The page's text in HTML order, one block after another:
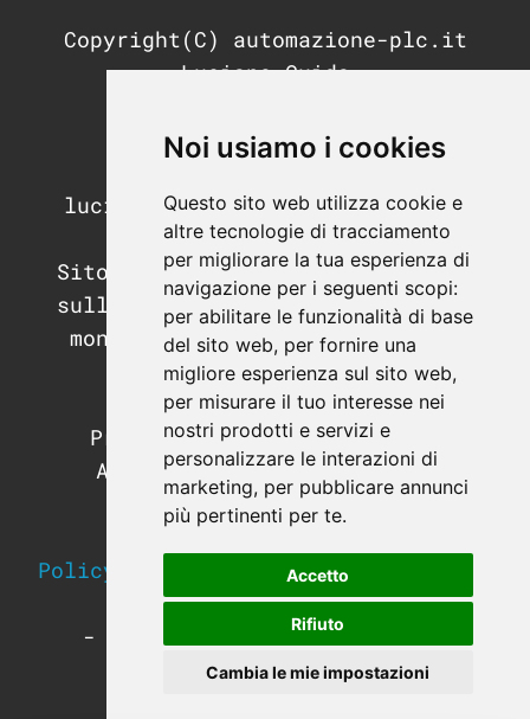
Noi usiamo i cookies
Questo sito web utilizza cookie e
altre tecnologie di tracciamento
per migliorare la tua esperienza di
navigazione per i seguenti scopi:
per abilitare le funzionalità di base
del sito web, per fornire una
migliore esperienza sul sito web,
per misurare il tuo interesse nei
nostri prodotti e servizi e
personalizzare le interazioni di
marketing, per pubblicare annunci
più pertinenti per te.
Accetto
Rifiuto
Cambia le mie impostazioni
Copyright(C) automazione-plc.it
Luciano Guida
REA: MI-2791053
luciano.guida@postecertifica.it
Sito di informazione e didattica
sull'automazione industriale, il
mondo dei PLC e dei sistemi di
supervisione.
Programmazione PLC.
Programmazione SCADA e HMI.
Apparecchiature e hardware
industriale.
Policy sulla Privacy e utilizzo dei
Cookies
-
Modifica le preferenze sui
Cookies-